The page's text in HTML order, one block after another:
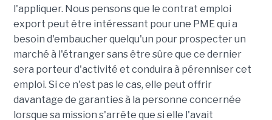
l'appliquer. Nous pensons que le contrat emploi
export peut être intéressant pour une PME qui a
besoin d'embaucher quelqu'un pour prospecter un
marché à l'étranger sans être sûre que ce dernier
sera porteur d'activité et conduira à pérenniser cet
emploi. Si ce n'est pas le cas, elle peut offrir
davantage de garanties à la personne concernée
lorsque sa mission s'arrête que si elle l'avait